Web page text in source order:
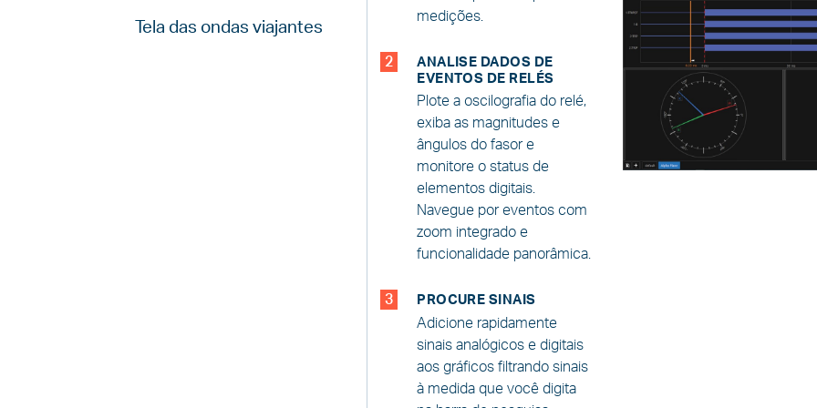
Tela das ondas viajantes
medições.
2
ANALISE DADOS DE
EVENTOS DE RELÉS
Plote a oscilografia do relé,
exiba as magnitudes e
ângulos do fasor e
monitore o status de
elementos digitais.
Navegue por eventos com
zoom integrado e
funcionalidade panorâmica.
3 PROCURE SINAIS
Adicione rapidamente
sinais analógicos e digitais
aos gráficos filtrando sinais
à medida que você digita